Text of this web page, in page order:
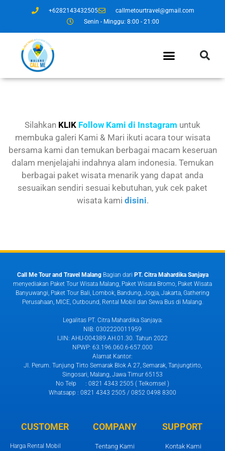
+6282143432505
callmetourtravel@gmail.com
Senin - Minggu: 8:00 - 21:00
Silahkan KLIK Follow Kami di Instagram untuk
membuka galeri Kami & Mari ikuti acara tour wisata
bersama kami dan temukan berbagai macam keseruan
dalam menjelajahi indahnya alam indonesia. Temukan
berbagai paket wisata menarik yang dapat anda
sesuaikan sendiri sesuai kebutuhan, yuk cek paket
wisata kami disini.
Call Me Tour and Travel MalangBagian dari PT. Citra Mahardika Sanjaya
menyediakan Paket Tour Wisata Malang, Paket Wisata Bromo, Paket Wisata
Banyuwangi, Paket Tour Bali, Lombok, Bandung, Jogja, Jakarta, Gathering
Perusahaan, MICE, Outbound, Rental Mobil dan Sewa Bus di Malang.
Legalitas PT. Citra Mahardika Sanjaya:
NIB: 0302220011959
IJIN: AHU-004389.AH.01.30. Tahun 2022
NPWP: 63.196.060.6-657.000
Alamat Kantor:
Jl. Perum. Tunjung Tirto Semarak Blok A 27, Semarak, Tanjungtirto,
Singosari, Malang, Jawa Timur 65153
No Telp : 0821 4343 2505 ( Telkomsel )
Whatsapp : 0821 4343 2505 / 0852 0498 8300
CUSTOMER
Harga Rental Mobil
COMPANY
Tentang Kami
SUPPORT
Kontak Kami